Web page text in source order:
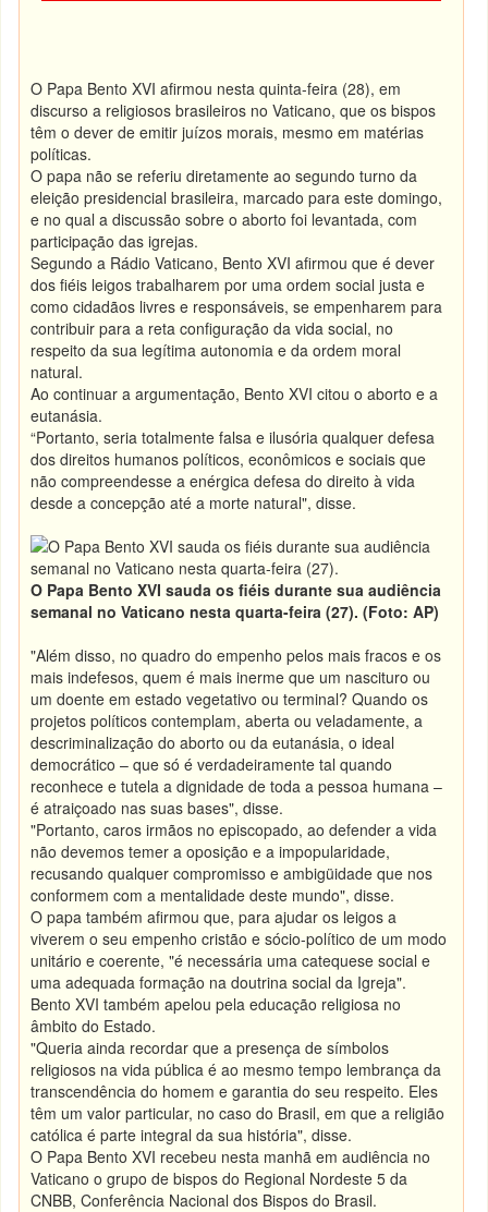
O Papa Bento XVI afirmou nesta quinta-feira (28), em
discurso a religiosos brasileiros no Vaticano, que os bispos
têm o dever de emitir juízos morais, mesmo em matérias
políticas.
O papa não se referiu diretamente ao segundo turno da
eleição presidencial brasileira, marcado para este domingo,
e no qual a discussão sobre o aborto foi levantada, com
participação das igrejas.
Segundo a Rádio Vaticano, Bento XVI afirmou que é dever
dos fiéis leigos trabalharem por uma ordem social justa e
como cidadãos livres e responsáveis, se empenharem para
contribuir para a reta configuração da vida social, no
respeito da sua legítima autonomia e da ordem moral
natural.
Ao continuar a argumentação, Bento XVI citou o aborto e a
eutanásia.
“Portanto, seria totalmente falsa e ilusória qualquer defesa
dos direitos humanos políticos, econômicos e sociais que
não compreendesse a enérgica defesa do direito à vida
desde a concepção até a morte natural", disse.
O Papa Bento XVI sauda os fiéis durante sua audiência
semanal no Vaticano nesta quarta-feira (27). (Foto: AP)
"Além disso, no quadro do empenho pelos mais fracos e os
mais indefesos, quem é mais inerme que um nascituro ou
um doente em estado vegetativo ou terminal? Quando os
projetos políticos contemplam, aberta ou veladamente, a
descriminalização do aborto ou da eutanásia, o ideal
democrático – que só é verdadeiramente tal quando
reconhece e tutela a dignidade de toda a pessoa humana –
é atraiçoado nas suas bases", disse.
"Portanto, caros irmãos no episcopado, ao defender a vida
não devemos temer a oposição e a impopularidade,
recusando qualquer compromisso e ambigüidade que nos
conformem com a mentalidade deste mundo", disse.
O papa também afirmou que, para ajudar os leigos a
viverem o seu empenho cristão e sócio-político de um modo
unitário e coerente, "é necessária uma catequese social e
uma adequada formação na doutrina social da Igreja".
Bento XVI também apelou pela educação religiosa no
âmbito do Estado.
"Queria ainda recordar que a presença de símbolos
religiosos na vida pública é ao mesmo tempo lembrança da
transcendência do homem e garantia do seu respeito. Eles
têm um valor particular, no caso do Brasil, em que a religião
católica é parte integral da sua história", disse.
O Papa Bento XVI recebeu nesta manhã em audiência no
Vaticano o grupo de bispos do Regional Nordeste 5 da
CNBB, Conferência Nacional dos Bispos do Brasil.